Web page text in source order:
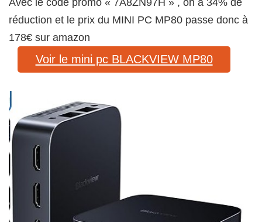
réduction et le prix du MINI PC MP80 passe donc à
178€ sur amazon
Voir le mini pc BLACKVIEW MP80